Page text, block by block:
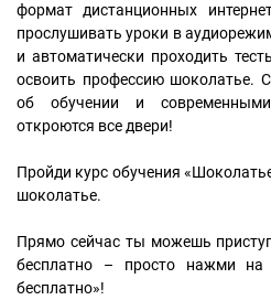
формат дистанционных
прослушивать уроки в
и автоматически проходить
освоить профессию шоколатье.
об обучении и
откроются все двери!
Пройди курс обучения
шоколатье.
Прямо сейчас ты можешь
бесплатно – просто нажми на
бесплатно»!